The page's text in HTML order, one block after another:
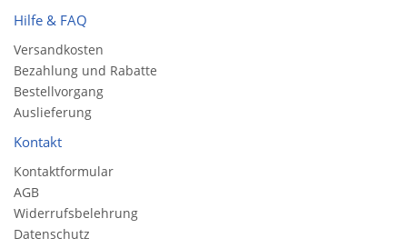
Hilfe & FAQ
Versandkosten
Bezahlung und Rabatte
Bestellvorgang
Auslieferung
Kontakt
Kontaktformular
AGB
Widerrufsbelehrung
Datenschutz